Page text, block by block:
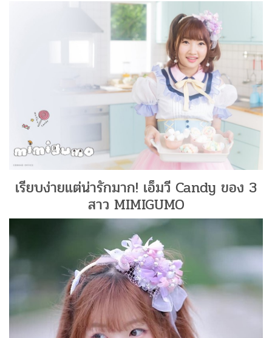
เรียบง่ายแต่น่ารักมาก! เอ็มวี Candy ของ 3
สาว MIMIGUMO